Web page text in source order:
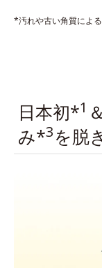
*汚れや古い角質による
日本初*1
み*3を脱